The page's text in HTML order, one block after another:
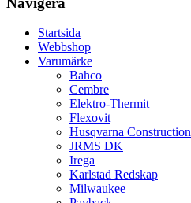
Startsida
Webbshop
Varumärke
Bahco
Cembre
Elektro-Thermit
Flexovit
Husqvarna Construction
JRMS DK
Irega
Karlstad Redskap
Milwaukee